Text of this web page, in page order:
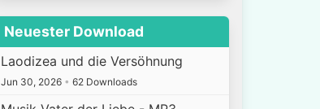
Neuester Download
Laodizea und die Versöhnung
Jun 30, 2026 • 62 Downloads